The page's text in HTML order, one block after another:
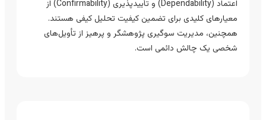
اعتماد (Dependability) و تأییدپذیری (Confirmability) از
معیارهای کلیدی برای تضمین کیفیت تحلیل کیفی هستند.
همچنین، مدیریت سوگیری پژوهشگر و پرهیز از تأویل‌های
شخصی یک چالش دائمی است.